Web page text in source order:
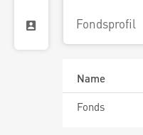
Fondsprofil
Name
Fonds